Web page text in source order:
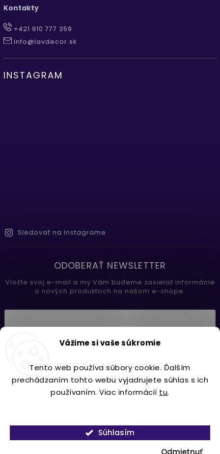
Vážime si vaše súkromie
Tento web používa súbory cookie. Ďalším
prechádzaním tohto webu vyjadrujete súhlas s ich
používaním. Viac informácií tu.
Odmietnuť
Súhlasím
Kontakty
+421 910 777 359
info@lavdecor.sk
INSTAGRAM
Sledovať na Instagrame
ODOBERAŤ NEWSLETTER
Vložte svoj e-mail a my Vám budeme zasielať informácie
o nových produktoch na našom e-shope.
Prihlásiť sa
Copyright 2026Lavdecor.sk. Všetky práva vyhradené.
VytvořilShoptet| DesignShoptak.cz.